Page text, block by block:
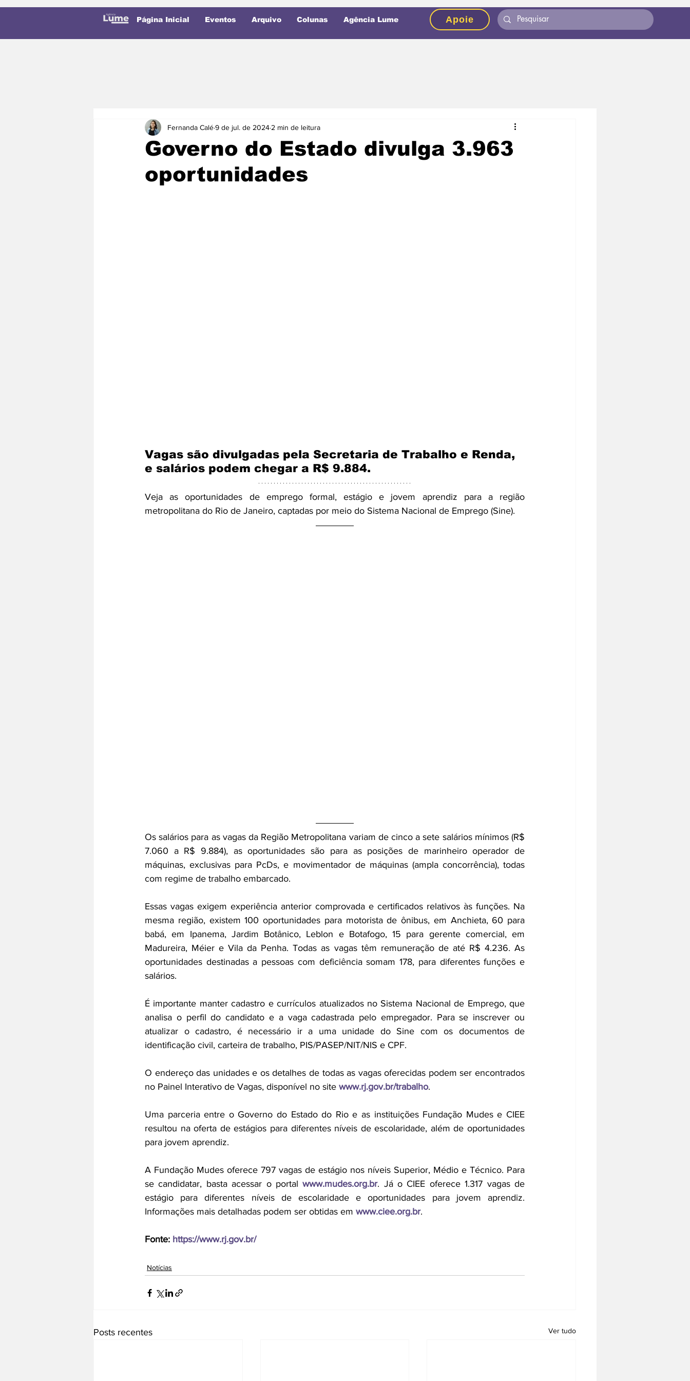
Página Inicial Eventos Arquivo Colunas Agência Lume Apoie
Governo do Estado divulga 3.963
oportunidades
Fernanda Calé9 de jul. de 2024 2 min de leitura
Vagas são divulgadas pela Secretaria de Trabalho e Renda,
e salários podem chegar a R$ 9.884.
Veja as oportunidades de emprego formal, estágio e jovem aprendiz para a região
metropolitana do Rio de Janeiro, captadas por meio do Sistema Nacional de Emprego (Sine).
Os salários para as vagas da Região Metropolitana variam de cinco a sete salários mínimos (R$
7.060 a R$ 9.884), as oportunidades são para as posições de marinheiro operador de
máquinas, exclusivas para PcDs, e movimentador de máquinas (ampla concorrência), todas
com regime de trabalho embarcado.
Essas vagas exigem experiência anterior comprovada e certificados relativos às funções. Na
mesma região, existem 100 oportunidades para motorista de ônibus, em Anchieta, 60 para
babá, em Ipanema, Jardim Botânico, Leblon e Botafogo, 15 para gerente comercial, em
Madureira, Méier e Vila da Penha. Todas as vagas têm remuneração de até R$ 4.236. As
oportunidades destinadas a pessoas com deficiência somam 178, para diferentes funções e
salários.
É importante manter cadastro e currículos atualizados no Sistema Nacional de Emprego, que
analisa o perfil do candidato e a vaga cadastrada pelo empregador. Para se inscrever ou
atualizar o cadastro, é necessário ir a uma unidade do Sine com os documentos de
identificação civil, carteira de trabalho, PIS/PASEP/NIT/NIS e CPF.
O endereço das unidades e os detalhes de todas as vagas oferecidas podem ser encontrados
no Painel Interativo de Vagas, disponível no site www.rj.gov.br/trabalho.
Uma parceria entre o Governo do Estado do Rio e as instituições Fundação Mudes e CIEE
resultou na oferta de estágios para diferentes níveis de escolaridade, além de oportunidades
para jovem aprendiz.
A Fundação Mudes oferece 797 vagas de estágio nos níveis Superior, Médio e Técnico. Para
se candidatar, basta acessar o portal www.mudes.org.br. Já o CIEE oferece 1.317 vagas de
estágio para diferentes níveis de escolaridade e oportunidades para jovem aprendiz.
Informações mais detalhadas podem ser obtidas em www.ciee.org.br.
Fonte: https://www.rj.gov.br/
Notícias
Posts recentes Ver tudo